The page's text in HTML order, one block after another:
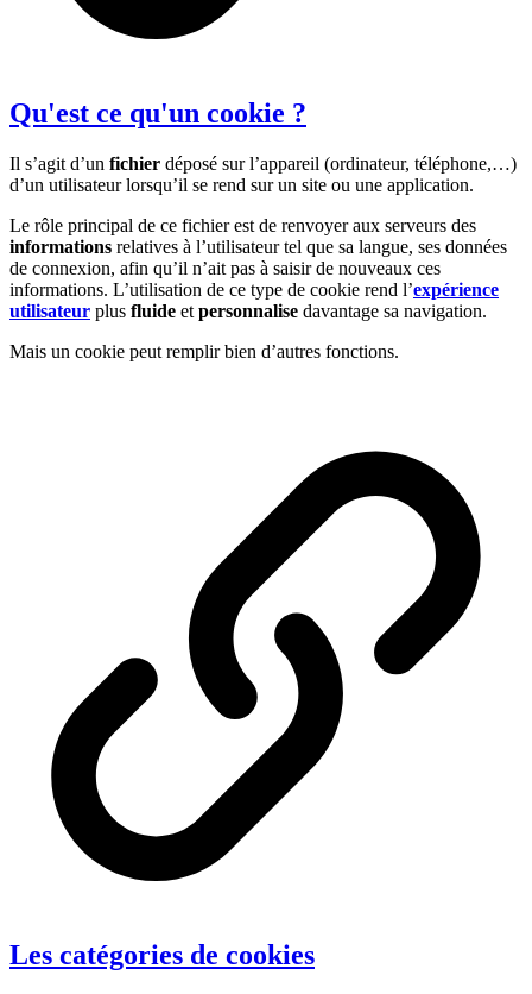
Qu'est ce qu'un cookie ?
Il s’agit d’un fichier déposé sur l’appareil (ordinateur, téléphone,…)
d’un utilisateur lorsqu’il se rend sur un site ou une application.
Le rôle principal de ce fichier est de renvoyer aux serveurs des
informations relatives à l’utilisateur tel que sa langue, ses données
de connexion, afin qu’il n’ait pas à saisir de nouveaux ces
informations. L’utilisation de ce type de cookie rend l’expérience
utilisateur plus fluide et personnalise davantage sa navigation.
Mais un cookie peut remplir bien d’autres fonctions.
Les catégories de cookies